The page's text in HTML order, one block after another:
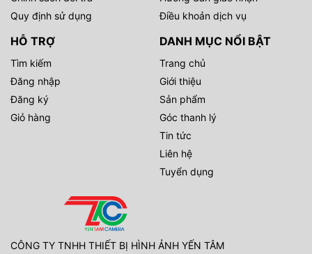
Quy định sử dụng
Điều khoản dịch vụ
HỖ TRỢ
Tìm kiếm
Đăng nhập
Đăng ký
Giỏ hàng
DANH MỤC NỔI BẬT
Trang chủ
Giới thiệu
Sản phẩm
Góc thanh lý
Tin tức
Liên hệ
Tuyển dụng
CÔNG TY TNHH THIẾT BỊ HÌNH ẢNH YẾN TÂM